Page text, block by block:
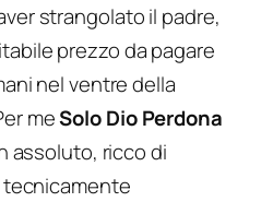
strangolato il padre,
prezzo da pagare
nel ventre della
meSolo Dio Perdona
assoluto, ricco di